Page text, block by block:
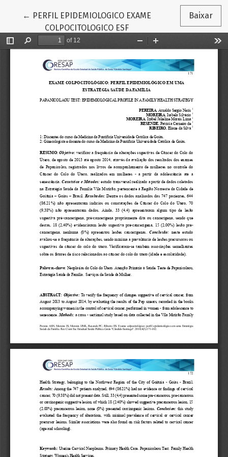
← Voltar aos Detalhes do Artigo
PERFIL EPIDEMIOLOGICO EXAME
COLPOCITOLOGICO ESF
Baixar